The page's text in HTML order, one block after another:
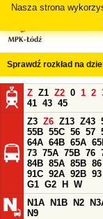
Nasza strona
Sprawdź rozkład na
Z Z1 Z2 0 1 2
41 43 45
Z3 Z6 Z13 Z43
55B 55C 56 57
64A 64B 65A
73 75A 75B 76
84B 85A 85B 86
91C 92A 92B 93
G1 G2 H
W
N1A
N1B N2
N9